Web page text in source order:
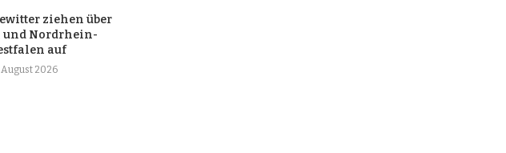
ziehen über
und Nordrhein-
auf
2026